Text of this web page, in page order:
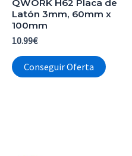
QWORK H62 Placa de
Latón 3mm, 60mm x
100mm
10.99€
Conseguir Oferta